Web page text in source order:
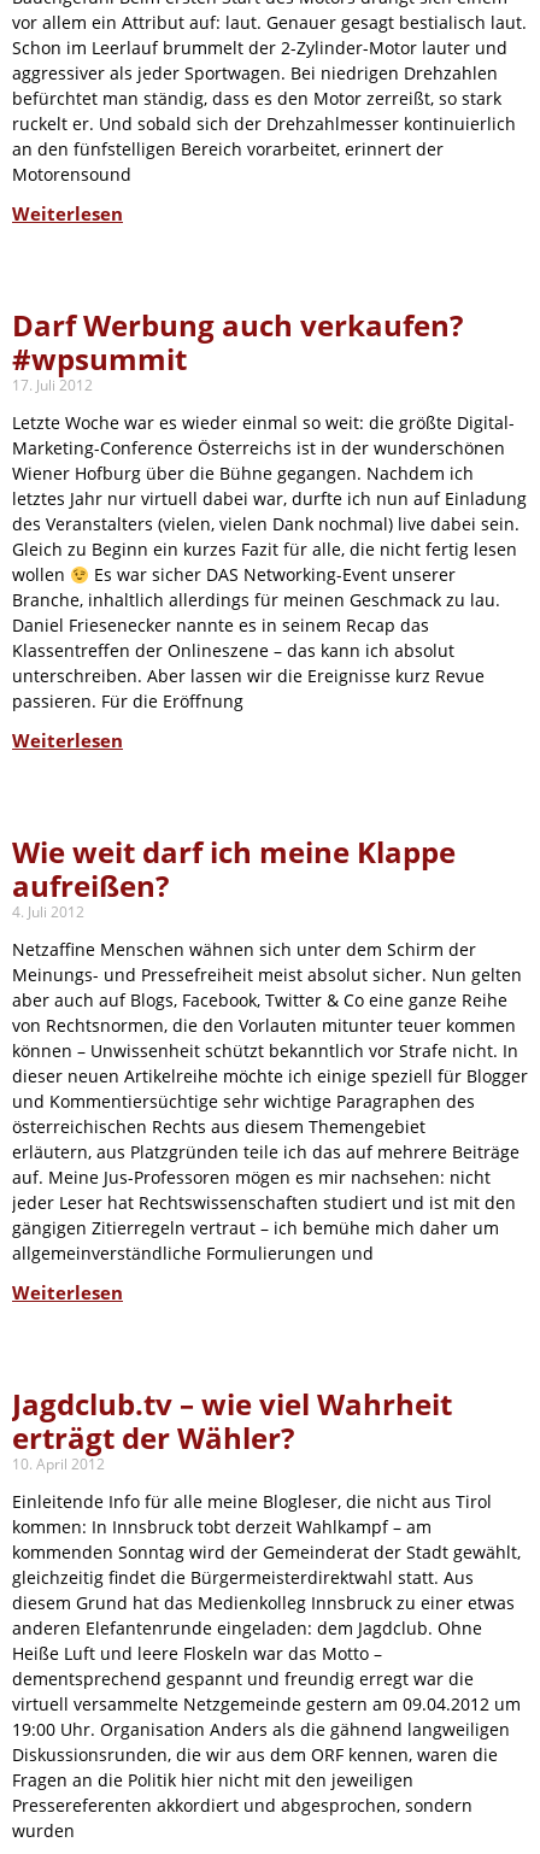
vor allem ein Attribut auf: laut. Genauer gesagt bestialisch laut.
Schon im Leerlauf brummelt der 2-Zylinder-Motor lauter und
aggressiver als jeder Sportwagen. Bei niedrigen Drehzahlen
befürchtet man ständig, dass es den Motor zerreißt, so stark
ruckelt er. Und sobald sich der Drehzahlmesser kontinuierlich
an den fünfstelligen Bereich vorarbeitet, erinnert der
Motorensound
Weiterlesen
Darf Werbung auch verkaufen?
#wpsummit
17. Juli 2012
Letzte Woche war es wieder einmal so weit: die größte Digital-
Marketing-Conference Österreichs ist in der wunderschönen
Wiener Hofburg über die Bühne gegangen. Nachdem ich
letztes Jahr nur virtuell dabei war, durfte ich nun auf Einladung
des Veranstalters (vielen, vielen Dank nochmal) live dabei sein.
Gleich zu Beginn ein kurzes Fazit für alle, die nicht fertig lesen
wollen
Es war sicher DAS Networking-Event unserer
Branche, inhaltlich allerdings für meinen Geschmack zu lau.
Daniel Friesenecker nannte es in seinem Recap das
Klassentreffen der Onlineszene – das kann ich absolut
unterschreiben. Aber lassen wir die Ereignisse kurz Revue
passieren. Für die Eröffnung
Weiterlesen
Wie weit darf ich meine Klappe
aufreißen?
4. Juli 2012
Netzaffine Menschen wähnen sich unter dem Schirm der
Meinungs- und Pressefreiheit meist absolut sicher. Nun gelten
aber auch auf Blogs, Facebook, Twitter & Co eine ganze Reihe
von Rechtsnormen, die den Vorlauten mitunter teuer kommen
können – Unwissenheit schützt bekanntlich vor Strafe nicht. In
dieser neuen Artikelreihe möchte ich einige speziell für Blogger
und Kommentiersüchtige sehr wichtige Paragraphen des
österreichischen Rechts aus diesem Themengebiet
erläutern, aus Platzgründen teile ich das auf mehrere Beiträge
auf. Meine Jus-Professoren mögen es mir nachsehen: nicht
jeder Leser hat Rechtswissenschaften studiert und ist mit den
gängigen Zitierregeln vertraut – ich bemühe mich daher um
allgemeinverständliche Formulierungen und
Weiterlesen
Jagdclub.tv – wie viel Wahrheit
erträgt der Wähler?
10. April 2012
Einleitende Info für alle meine Blogleser, die nicht aus Tirol
kommen: In Innsbruck tobt derzeit Wahlkampf – am
kommenden Sonntag wird der Gemeinderat der Stadt gewählt,
gleichzeitig findet die Bürgermeisterdirektwahl statt. Aus
diesem Grund hat das Medienkolleg Innsbruck zu einer etwas
anderen Elefantenrunde eingeladen: dem Jagdclub. Ohne
Heiße Luft und leere Floskeln war das Motto –
dementsprechend gespannt und freundig erregt war die
virtuell versammelte Netzgemeinde gestern am 09.04.2012 um
19:00 Uhr. Organisation Anders als die gähnend langweiligen
Diskussionsrunden, die wir aus dem ORF kennen, waren die
Fragen an die Politik hier nicht mit den jeweiligen
Pressereferenten akkordiert und abgesprochen, sondern
wurden